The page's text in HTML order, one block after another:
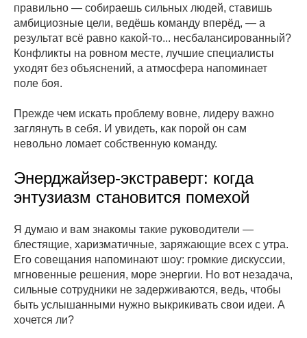
правильно — собираешь сильных людей, ставишь
амбициозные цели, ведёшь команду вперёд, — а
результат всё равно какой-то... несбалансированный?
Конфликты на ровном месте, лучшие специалисты
уходят без объяснений, а атмосфера напоминает
поле боя.
Прежде чем искать проблему вовне, лидеру важно
заглянуть в себя. И увидеть, как порой он сам
невольно ломает собственную команду.
Энерджайзер-экстраверт: когда
энтузиазм становится помехой
Я думаю и вам знакомы такие руководители —
блестящие, харизматичные, заряжающие всех с утра.
Его совещания напоминают шоу: громкие дискуссии,
мгновенные решения, море энергии. Но вот незадача,
сильные сотрудники не задерживаются, ведь, чтобы
быть услышанными нужно выкрикивать свои идеи. А
хочется ли?